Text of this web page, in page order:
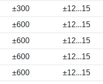
±300 ±12...15
±600 ±12...15
±600 ±12...15
±600 ±12...15
±600 ±12...15